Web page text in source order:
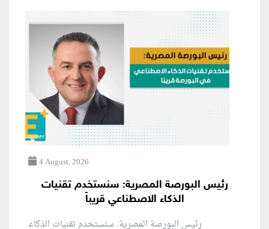
4 August, 2026
رئيس البورصة المصرية: سنستخدم تقنيات
الذكاء الاصطناعي قريباً
رئيس البورصة المصرية: سنستخدم تقنيات الذكاء